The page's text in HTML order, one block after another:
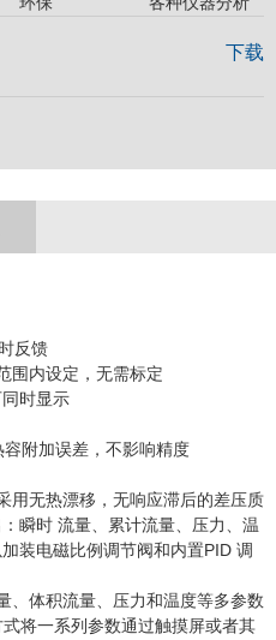
下载
反馈
围内设定，无需标定
时显示
附加误差，不影响精度
用无热漂移，无响应滞后的差压质
瞬时 流量、累计流量、压力、温
装电磁比例调节阀和内置PID 调
、体积流量、压力和温度等多参数
将一系列参数通过触摸屏或者其